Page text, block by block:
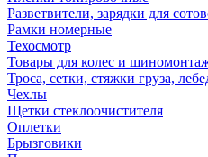
Разветвители, зарядки для
Рамки номерные
Техосмотр
Товары для колес и
Троса, сетки, стяжки груза,
Чехлы
Щетки стеклоочистителя
Оплетки
Брызговики